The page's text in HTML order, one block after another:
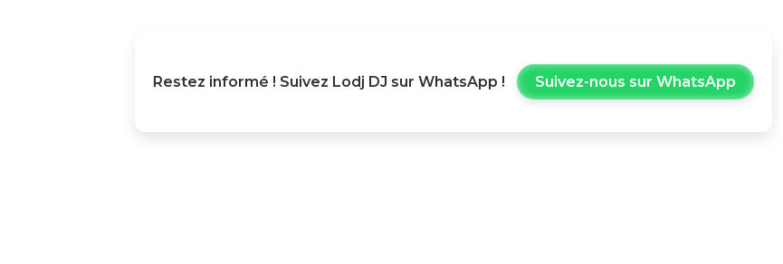
Restez informé ! Suivez Lodj DJ sur WhatsApp ! Suivez-nous sur WhatsApp